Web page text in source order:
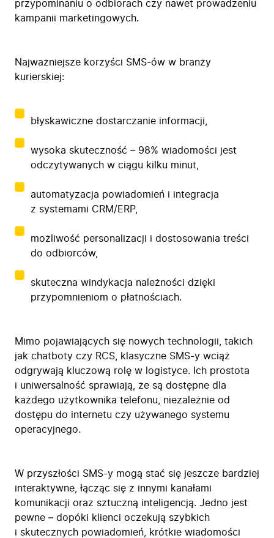
przypominaniu o odbiorach czy nawet prowadzeniu
kampanii marketingowych.
Najważniejsze korzyści SMS-ów w branży
kurierskiej:
błyskawiczne dostarczanie informacji,
wysoka skuteczność – 98% wiadomości jest
odczytywanych w ciągu kilku minut,
automatyzacja powiadomień i integracja
z systemami CRM/ERP,
możliwość personalizacji i dostosowania treści
do odbiorców,
skuteczna windykacja należności dzięki
przypomnieniom o płatnościach.
Mimo pojawiających się nowych technologii, takich
jak chatboty czy RCS, klasyczne SMS-y wciąż
odgrywają kluczową rolę w logistyce. Ich prostota
i uniwersalność sprawiają, że są dostępne dla
każdego użytkownika telefonu, niezależnie od
dostępu do internetu czy używanego systemu
operacyjnego.
W przyszłości SMS-y mogą stać się jeszcze bardziej
interaktywne, łącząc się z innymi kanałami
komunikacji oraz sztuczną inteligencją. Jedno jest
pewne – dopóki klienci oczekują szybkich
i skutecznych powiadomień, krótkie wiadomości